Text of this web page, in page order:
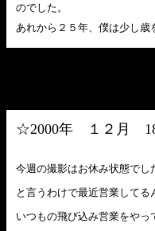
のでした。
あれから２５年、僕は少し歳
☆2000年 １２月
今週の撮影はお休み状態でし
と言うわけで最近営業してる
いつもの飛び込み営業をや